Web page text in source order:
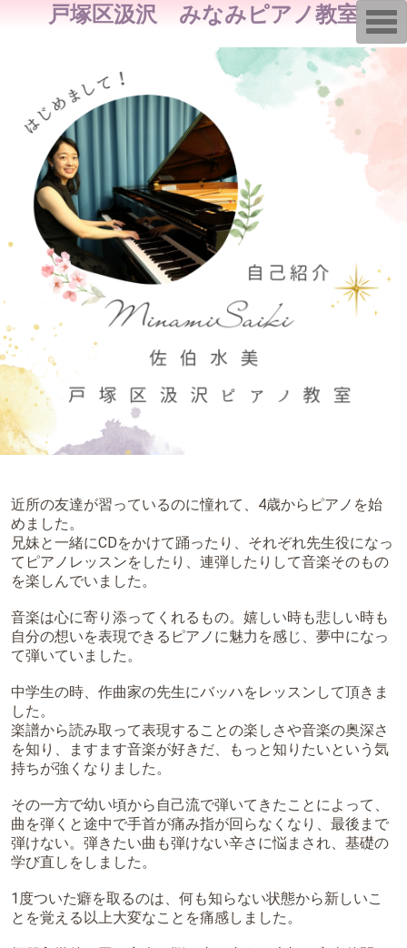
戸塚区汲沢 みなみピアノ教室
近所の友達が習っているのに憧れて、4歳からピアノを始
めました。
兄妹と一緒にCDをかけて踊ったり、それぞれ先生役になっ
てピアノレッスンをしたり、連弾したりして音楽そのもの
を楽しんでいました。
音楽は心に寄り添ってくれるもの。嬉しい時も悲しい時も
自分の想いを表現できるピアノに魅力を感じ、夢中になっ
て弾いていました。
中学生の時、作曲家の先生にバッハをレッスンして頂きま
した。
楽譜から読み取って表現することの楽しさや音楽の奥深さ
を知り、ますます音楽が好きだ、もっと知りたいという気
持ちが強くなりました。
その一方で幼い頃から自己流で弾いてきたことによって、
曲を弾くと途中で手首が痛み指が回らなくなり、最後まで
弾けない。弾きたい曲も弾けない辛さに悩まされ、基礎の
学び直しをしました。
1度ついた癖を取るのは、何も知らない状態から新しいこ
とを覚える以上大変なことを痛感しました。
T
o
g
i